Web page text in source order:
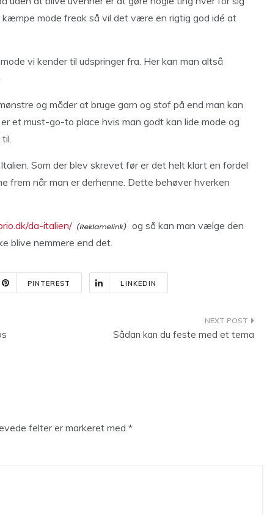
kæmpe mode freak så vil det være en rigtig god idé at
vi kender til udspringer fra. Her kan man altså
og måder at bruge garn og stof på end man kan
et must-go-to place hvis man godt kan lide mode og
Som der blev skrevet før er det helt klart en fordel
frem når man er derhenne. Dette behøver hverken
da-italien/
og så kan man vælge den
blive nemmere end det.
PINTEREST LINKEDIN
Sådan kan du feste med et tema
felter er markeret med *